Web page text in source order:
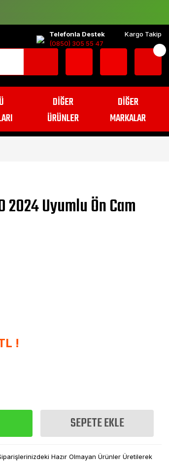
Telefonla Destek
(0850) 305 55 47
Kargo Takip
DİĞER
ÜRÜNLER
DİĞER
MARKALAR
2024 Uyumlu Ön Cam
!
SEPETE EKLE
Hazır Olmayan Ürünler Üretilerek